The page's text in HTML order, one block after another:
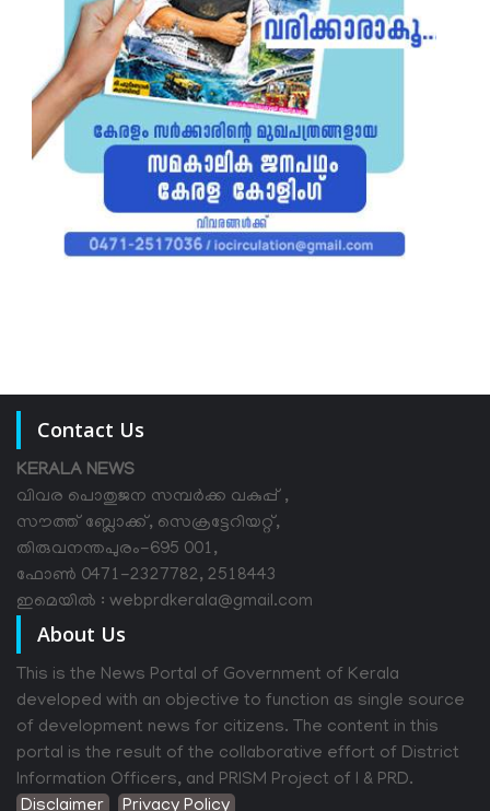
Contact Us
KERALA NEWS
വിവര പൊതുജന സമ്പര്‍ക്ക വകുപ്പ് ,
സൗത്ത് ബ്ലോക്ക്, സെക്രട്ടേറിയറ്റ്,
തിരുവനന്തപുരം-695 001,
ഫോൺ 0471-2327782, 2518443
ഇമെയിൽ : webprdkerala@gmail.com
About Us
This is the News Portal of Government of Kerala
developed with an objective to function as single source
of development news for citizens. The content in this
portal is the result of the collaborative effort of District
Information Officers, and PRISM Project of I & PRD.